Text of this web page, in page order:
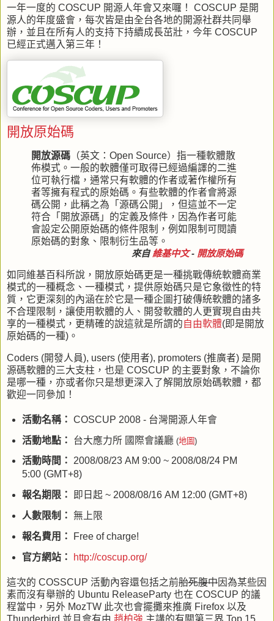
一年一度的 COSCUP 開源人年會又來囉！ COSCUP 是開
源人的年度盛會，每次皆是由全台各地的開源社群共同舉
辦，並且在所有人的支持下持續成長茁壯，今年 COSCUP
已經正式邁入第三年！
開放原始碼
開放源碼 （英文： Open Source）指一種軟體散
佈模式。一般的軟體僅可取得已經過編譯的二進
位可執行檔，通常只有軟體的作者或著作權所有
者等擁有程式的原始碼。有些軟體的作者會將源
碼公開，此稱之為「源碼公開」，但這並不一定
符合「開放源碼」的定義及條件，因為作者可能
會設定公開原始碼的條件限制，例如限制可閱讀
原始碼的對象、限制衍生品等。
來自維基中文- 開放原始碼
如同維基百科所說，開放原始碼更是一種挑戰傳統軟體商業
模式的一種概念、一種模式，提供原始碼只是它象徵性的特
質，它更深刻的內涵在於它是一種企圖打破傳統軟體的諸多
不合理限制，讓使用軟體的人、開發軟體的人更實現自由共
享的一種模式，更精確的說這就是所謂的自由軟體(即是開放
原始碼的一種)。
Coders (開發人員), users (使用者), promoters (推廣者) 是開
源碼軟體的三大支柱，也是 COSCUP 的主要對象，不論你
是哪一種，亦或者你只是想更深入了解開放原始碼軟體，都
歡迎一同參加！
活動名稱： COSCUP 2008 -台灣開源人年會
活動地點：
台大應力所 國際會議廳 (地圖)
活動時間：
2008/08/23 AM 9:00 ~ 2008/08/24 PM
5:00 (GMT+8)
報名期限：
即日起~ 2008/08/16 AM 12:00 (GMT+8)
人數限制： 無上限
報名費用：
Free of charge!
官方網站：
http://coscup.org/
這次的 COSSCUP 活動內容還包括之前胎死腹中因為某些因
素而沒有舉辦的 Ubuntu ReleaseParty 也在 COSCUP 的議
程當中，另外 MozTW 此次也會擺攤來推廣 Firefox 以及
Thunderbird 並且會有由 趙柏強 主講的有關第三界 Top 15